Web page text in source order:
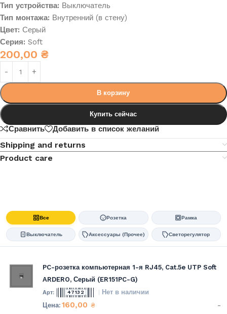
Тип устройства: Выключатель
Тип монтажа: Внутренний (в стену)
Цвет: Серый
Серия: Soft
200,00 ₴
В корзину
Купить сейчас
Сравнить Добавить в список желаний
Shipping and returns
Product care
Все Розетка Рамка
Выключатель Аксессуары (Прочее) Светорегулятор
PC-розетка компьютерная 1-я RJ45, Cat.5e UTP Soft
ARDERO, Серый (ER151PC-G)
47132 Нет в наличии
160,00 ₴ -